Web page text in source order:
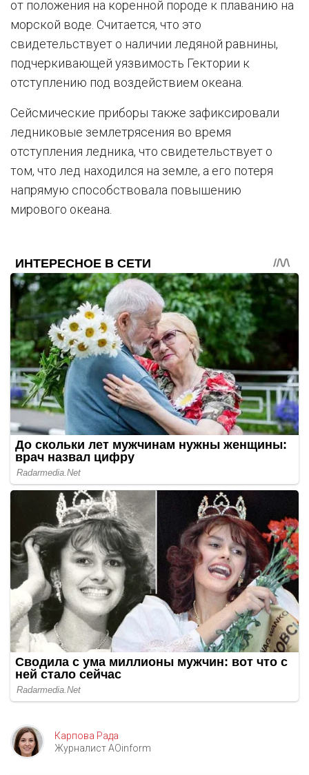
от положения на коренной породе к плаванию на
морской воде. Считается, что это
свидетельствует о наличии ледяной равнины,
подчеркивающей уязвимость Гектории к
отступлению под воздействием океана.
Сейсмические приборы также зафиксировали
ледниковые землетрясения во время
отступления ледника, что свидетельствует о
том, что лед находился на земле, а его потеря
напрямую способствовала повышению
мирового океана.
Карпова Рада
Журналист AOinform